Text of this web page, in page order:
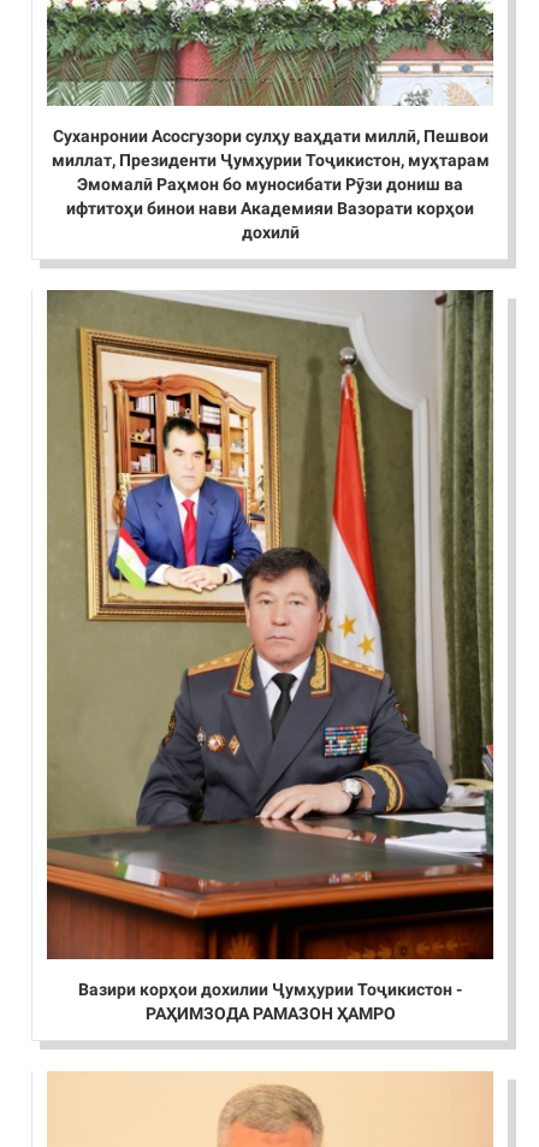
Суханронии Асосгузори сулҳу ваҳдати миллӣ, Пешвои
миллат, Президенти Ҷумҳурии Тоҷикистон, муҳтарам
Эмомалӣ Раҳмон бо муносибати Рӯзи дониш ва
ифтитоҳи бинои нави Академияи Вазорати корҳои
дохилӣ
Вазири корҳои дохилии Ҷумҳурии Тоҷикистон -
РАҲИМЗОДА РАМАЗОН ҲАМРО